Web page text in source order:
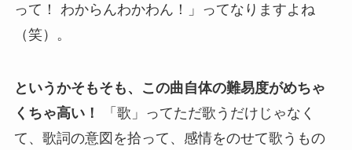
って！ わからんわかわん！」ってなりますよね
（笑）。
というかそもそも、この曲自体の難易度がめちゃ
くちゃ高い！
「歌」ってただ歌うだけじゃなく
て、歌詞の意図を拾って、感情をのせて歌うもの